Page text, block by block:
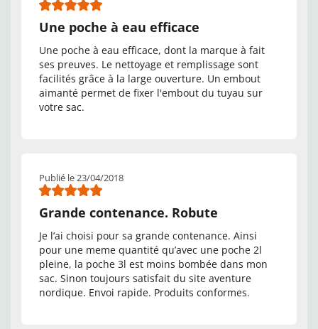
Une poche à eau efficace
Une poche à eau efficace, dont la marque à fait
ses preuves. Le nettoyage et remplissage sont
facilités grâce à la large ouverture. Un embout
aimanté permet de fixer l'embout du tuyau sur
votre sac.
Publié le 23/04/2018
Grande contenance. Robute
Je l’ai choisi pour sa grande contenance. Ainsi
pour une meme quantité qu’avec une poche 2l
pleine, la poche 3l est moins bombée dans mon
sac. Sinon toujours satisfait du site aventure
nordique. Envoi rapide. Produits conformes.